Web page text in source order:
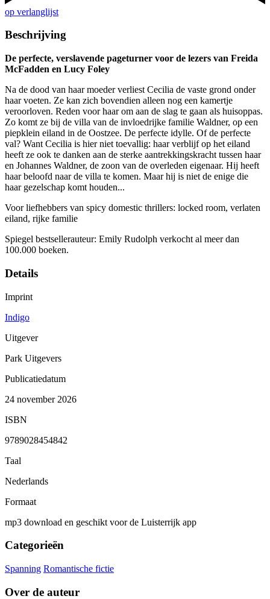
op verlanglijst
Beschrijving
De perfecte, verslavende pageturner voor de lezers van Freida
McFadden en Lucy Foley
Na de dood van haar moeder verliest Cecilia de vaste grond onder
haar voeten. Ze kan zich bovendien alleen nog een kamertje
veroorloven. Reden voor haar om aan de slag te gaan als huisoppas.
Zo komt ze bij de villa van de invloedrijke familie Waldner, op een
piepklein eiland in de Oostzee. De perfecte idylle. Of de perfecte
val? Want Cecilia is hier niet toevallig: haar verblijf op het eiland
heeft ze ook te danken aan de sterke aantrekkingskracht tussen haar
en Johannes Waldner, de zoon van de overleden eigenaar. Hij heeft
haar beloofd naar de villa te komen. Maar hij is niet de enige die
haar gezelschap komt houden...
Voor liefhebbers van spicy domestic thrillers: locked room, verlaten
eiland, rijke familie
Spiegel bestsellerauteur: Emily Rudolph verkocht al meer dan
100.000 boeken.
Details
Imprint
Indigo
Uitgever
Park Uitgevers
Publicatiedatum
24 november 2026
ISBN
9789028454842
Taal
Nederlands
Formaat
mp3 download en geschikt voor de Luisterrijk app
Categorieën
Spanning Romantische fictie
Over de auteur